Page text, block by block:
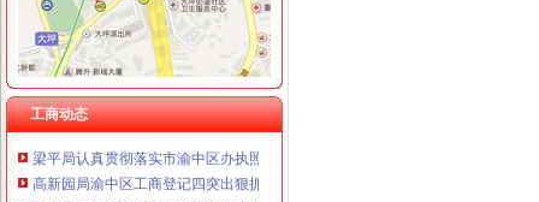
工商动态
铜梁局五个到位贯彻落实市渝中区公司注册第三次代会精
云局认真贯彻王元楷局长的渝中区代办公司指示精
南川局五项措施贯彻落实市渝中区工商代办第三次代会精
梁平局渝中区工商登记三措施提升基层干部依法行政能力
彭水局渝中区开公司采取三项措施积应对突发事件
高新园局渝中区工商登记四突出狠抓食品安全监管
南岸局四公里所采取四项措施平抑市渝中区办执照场物价取得良好成效